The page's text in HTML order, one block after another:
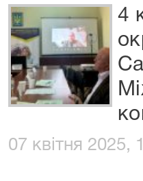
4
07 квітня 2025,